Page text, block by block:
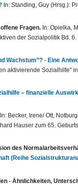
In: Standing, Guy (Hrsg.):
Fragen. In: Opielka,
der Sozialpolitik Bd.
Wachstum”? - Eine
aktivierende Sozialhilfe"
– finanzielle
In: Becker, Irene/ Ott,
Hauser zum 65.
des
(Reihe
- Ähnlichkeiten,